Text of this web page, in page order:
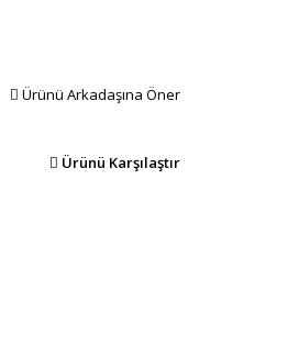
Ürünü Arkadaşına Öner
Ürünü Karşılaştır